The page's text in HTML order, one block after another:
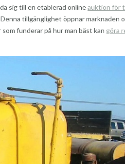
sig till en etablerad onlineauktion för
tillgänglighet öppnar marknaden
funderar på hur man bäst kan göra